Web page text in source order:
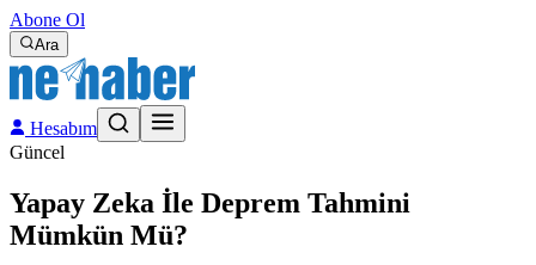
Abone Ol
Ara
Hesabım
Güncel
Yapay Zeka İle Deprem Tahmini
Mümkün Mü?